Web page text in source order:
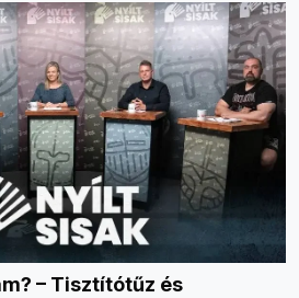
– Tisztítótűz és